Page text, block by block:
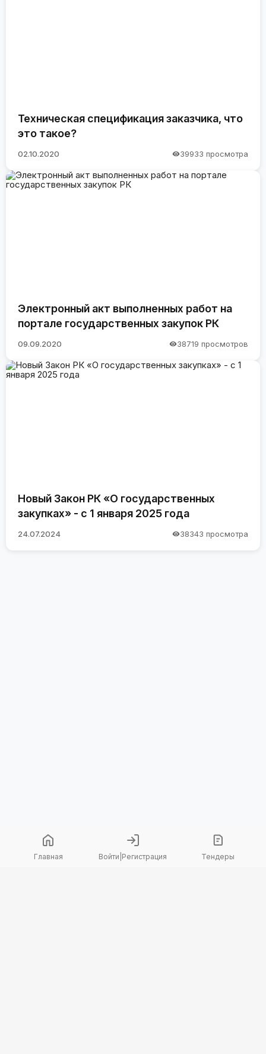
Главная Войти Регистрация Тендеры
Техническая спецификация заказчика, что
это такое?
02.10.2020 39933 просмотра
Электронный акт выполненных работ на
портале государственных закупок РК
09.09.2020 38719 просмотров
Новый Закон РК «О государственных
закупках» - с 1 января 2025 года
24.07.2024 38343 просмотра